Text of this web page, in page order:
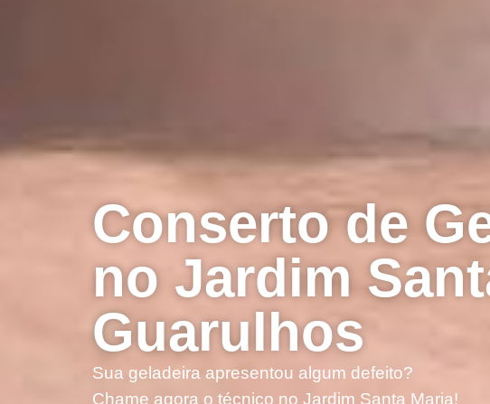
Conserto de
no Jardim
Guarulhos
Sua geladeira apresentou algum defeito?
Chame agora o técnico no Jardim Santa Maria!